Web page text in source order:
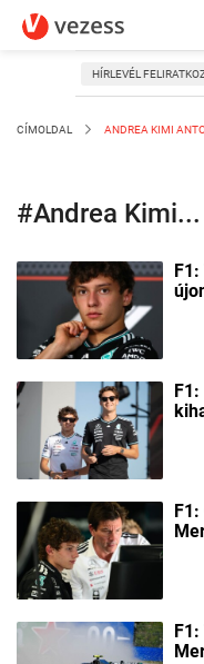
HÍRLEVÉL
CÍMOLDAL ANDREA KIMI
#Andrea Kimi...